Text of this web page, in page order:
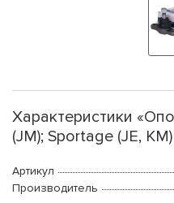
Характеристики
(JM); Sportage (JE,
Артикул
Производитель